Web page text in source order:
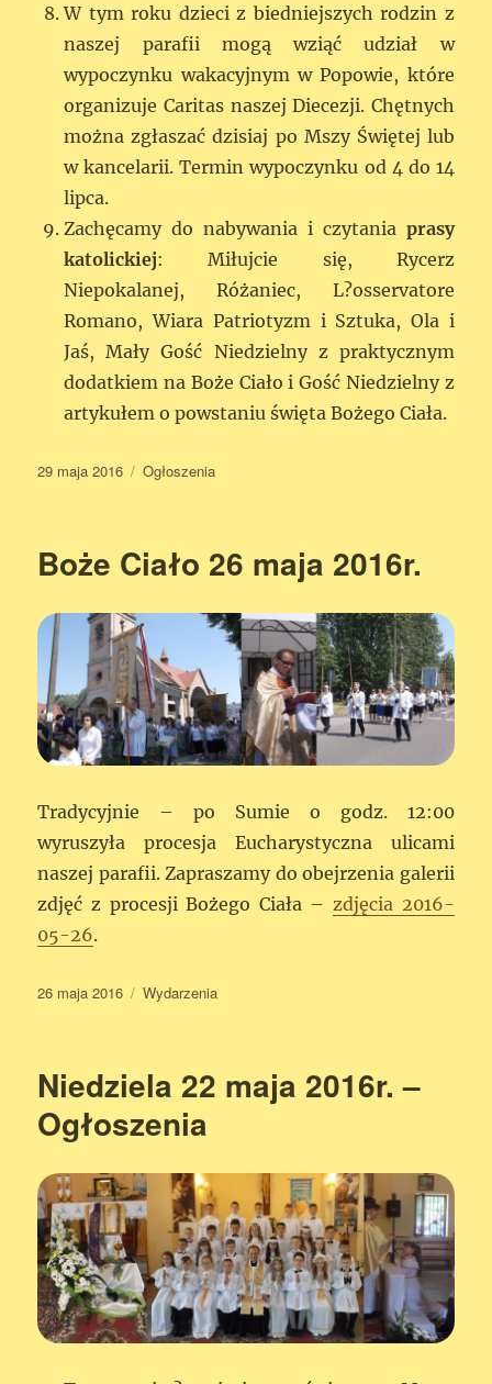
W tym roku dzieci z biedniejszych rodzin z
naszej parafii mogą wziąć udział w
wypoczynku wakacyjnym w Popowie, które
organizuje Caritas naszej Diecezji. Chętnych
można zgłaszać dzisiaj po Mszy Świętej lub
w kancelarii. Termin wypoczynku od 4 do 14
lipca.
Zachęcamy do nabywania i czytania prasy
katolickiej: Miłujcie się, Rycerz
Niepokalanej, Różaniec, L?osservatore
Romano, Wiara Patriotyzm i Sztuka, Ola i
Jaś, Mały Gość Niedzielny z praktycznym
dodatkiem na Boże Ciało i Gość Niedzielny z
artykułem o powstaniu święta Bożego Ciała.
Data
29 maja 2016 Kategorie
Ogłoszenia
Boże Ciało 26 maja 2016r.
Tradycyjnie – po Sumie o godz. 12:00
wyruszyła procesja Eucharystyczna ulicami
naszej parafii. Zapraszamy do obejrzenia galerii
zdjęć z procesji Bożego Ciała – zdjęcia 2016-
05-26.
Data
26 maja 2016 Kategorie
Wydarzenia
Niedziela 22 maja 2016r. –
Ogłoszenia